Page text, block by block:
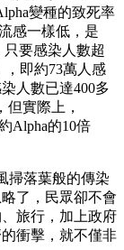
變種的致死率
感一樣低，是
只要感染人數超
，即約73萬人感
人數已達400多
但實際上，
Alpha的10倍
掃落葉般的傳染
了，民眾卻不會
旅行，加上政府
衝擊，就不僅非